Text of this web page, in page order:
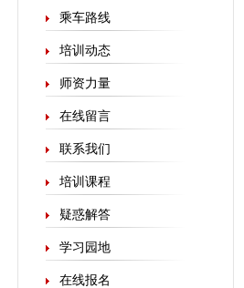
乘车路线
培训动态
师资力量
在线留言
联系我们
培训课程
疑惑解答
学习园地
在线报名